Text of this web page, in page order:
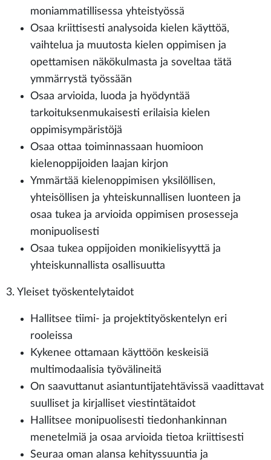
moniammatillisessa yhteistyössä
Osaa kriittisesti analysoida kielen käyttöä,
vaihtelua ja muutosta kielen oppimisen ja
opettamisen näkökulmasta ja soveltaa tätä
ymmärrystä työssään
Osaa arvioida, luoda ja hyödyntää
tarkoituksenmukaisesti erilaisia kielen
oppimisympäristöjä
Osaa ottaa toiminnassaan huomioon
kielenoppijoiden laajan kirjon
Ymmärtää kielenoppimisen yksilöllisen,
yhteisöllisen ja yhteiskunnallisen luonteen ja
osaa tukea ja arvioida oppimisen prosesseja
monipuolisesti
Osaa tukea oppijoiden monikielisyyttä ja
yhteiskunnallista osallisuutta
3. Yleiset työskentelytaidot
Hallitsee tiimi- ja projektityöskentelyn eri
rooleissa
Kykenee ottamaan käyttöön keskeisiä
multimodaalisia työvälineitä
On saavuttanut asiantuntijatehtävissä vaadittavat
suulliset ja kirjalliset viestintätaidot
Hallitsee monipuolisesti tiedonhankinnan
menetelmiä ja osaa arvioida tietoa kriittisesti
Seuraa oman alansa kehityssuuntia ja